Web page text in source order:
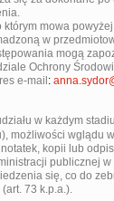
mowa
w
mogą
Ochrony
e-mail :
w każdym
możliwości wglądu
kopii lub
publicznej
się, co do
73 k.p.a.).